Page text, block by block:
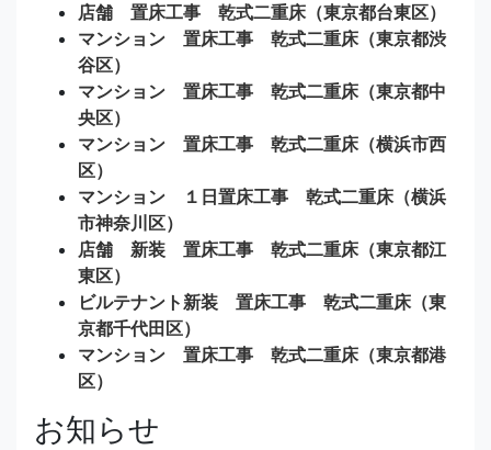
店舗 置床工事 乾式二重床（東京都台東区）
マンション 置床工事 乾式二重床（東京都渋
谷区）
マンション 置床工事 乾式二重床（東京都中
央区）
マンション 置床工事 乾式二重床（横浜市西
区）
マンション １日置床工事 乾式二重床（横浜
市神奈川区）
店舗 新装 置床工事 乾式二重床（東京都江
東区）
ビルテナント新装 置床工事 乾式二重床（東
京都千代田区）
マンション 置床工事 乾式二重床（東京都港
区）
お知らせ